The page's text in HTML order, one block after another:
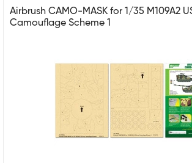
Airbrush CAMO-MASK for 1/35 M109A2
Camouflage Scheme 1